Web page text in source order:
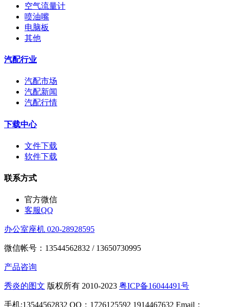
空气流量计
喷油嘴
电脑板
其他
汽配行业
汽配市场
汽配新闻
汽配行情
下载中心
文件下载
软件下载
联系方式
官方微信
客服QQ
办公室座机 020-28928595
微信帐号：13544562832 / 13650730995
产品咨询
秀炎的图文 版权所有 2010-2023 粤ICP备16044491号
手机:13544562832 QQ：1726125592 1914467632 Email：